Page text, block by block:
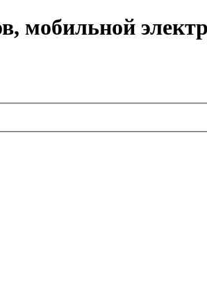
мобильной